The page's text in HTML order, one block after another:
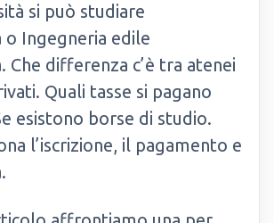
si può studiare
Ingegneria edile
Che differenza c’è tra atenei
Quali tasse si pagano
esistono borse di studio.
l’iscrizione, il pagamento e